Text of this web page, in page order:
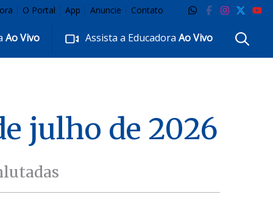
O Portal App Anuncie Contato
Ao Vivo Assista a EducadoraAo Vivo
julho de 2026